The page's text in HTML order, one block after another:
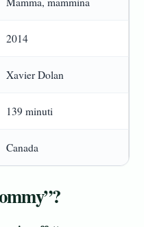
2014
Xavier Dolan
139 minuti
Canada